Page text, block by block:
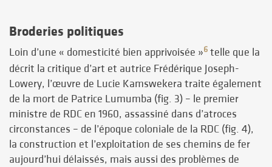
Broderies politiques
Loin d’une « domesticité bien apprivoisée »6 telle que la
décrit la critique d’art et autrice Frédérique Joseph-
Lowery, l’œuvre de Lucie Kamswekera traite également
de la mort de Patrice Lumumba (fig. 3) – le premier
ministre de RDC en 1960, assassiné dans d’atroces
circonstances – de l’époque coloniale de la RDC (fig. 4),
la construction et l’exploitation de ses chemins de fer
aujourd’hui délaissés, mais aussi des problèmes de